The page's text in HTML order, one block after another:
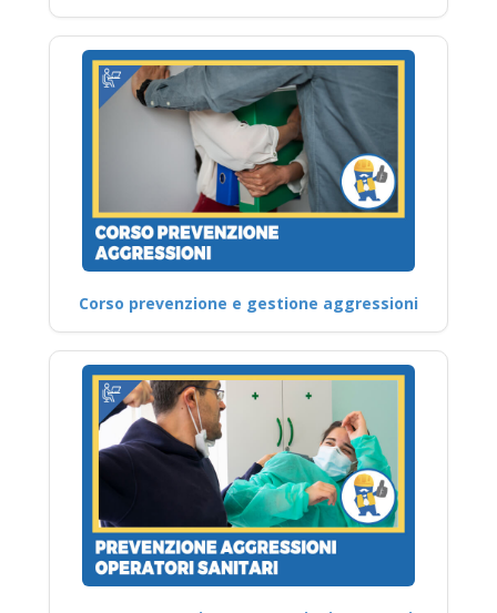
Corso prevenzione e gestione aggressioni